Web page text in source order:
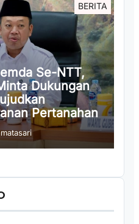
BERITA
Se-NTT,
Dukungan
Pertanahan